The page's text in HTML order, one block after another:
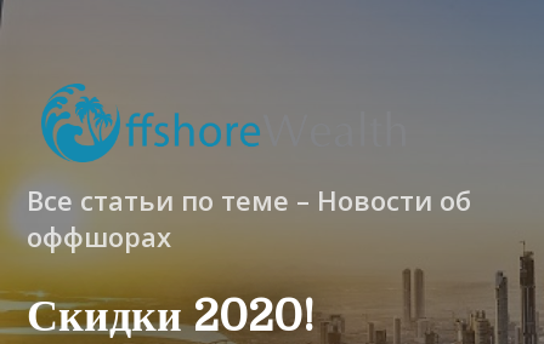
Все статьи по теме – Новости об
оффшорах
Скидки 2020!